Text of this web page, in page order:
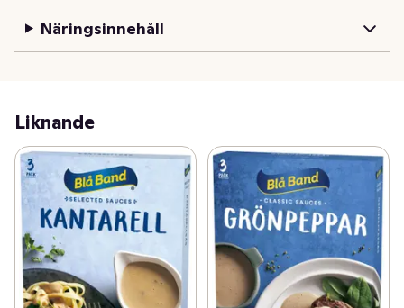
Näringsinnehåll
Liknande